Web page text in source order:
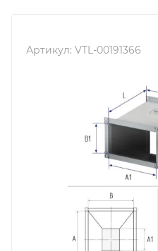
Артикул: VTL-00191366